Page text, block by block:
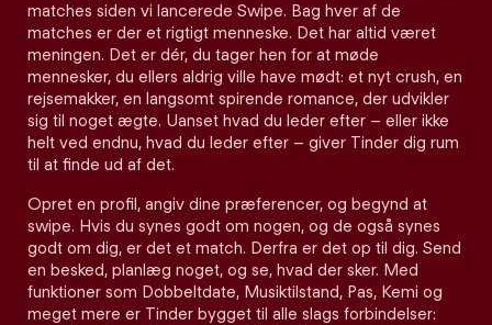
matches siden vi lancerede Swipe. Bag hver af de
matches er der et rigtigt menneske. Det har altid været
meningen. Det er dér, du tager hen for at møde
mennesker, du ellers aldrig ville have mødt: et nyt crush, en
rejsemakker, en langsomt spirende romance, der udvikler
sig til noget ægte. Uanset hvad du leder efter – eller ikke
helt ved endnu, hvad du leder efter – giver Tinder dig rum
til at finde ud af det.
Opret en profil, angiv dine præferencer, og begynd at
swipe. Hvis du synes godt om nogen, og de også synes
godt om dig, er det et match. Derfra er det op til dig. Send
en besked, planlæg noget, og se, hvad der sker. Med
funktioner som Dobbeltdate, Musiktilstand, Pas, Kemi og
meget mere er Tinder bygget til alle slags forbindelser: